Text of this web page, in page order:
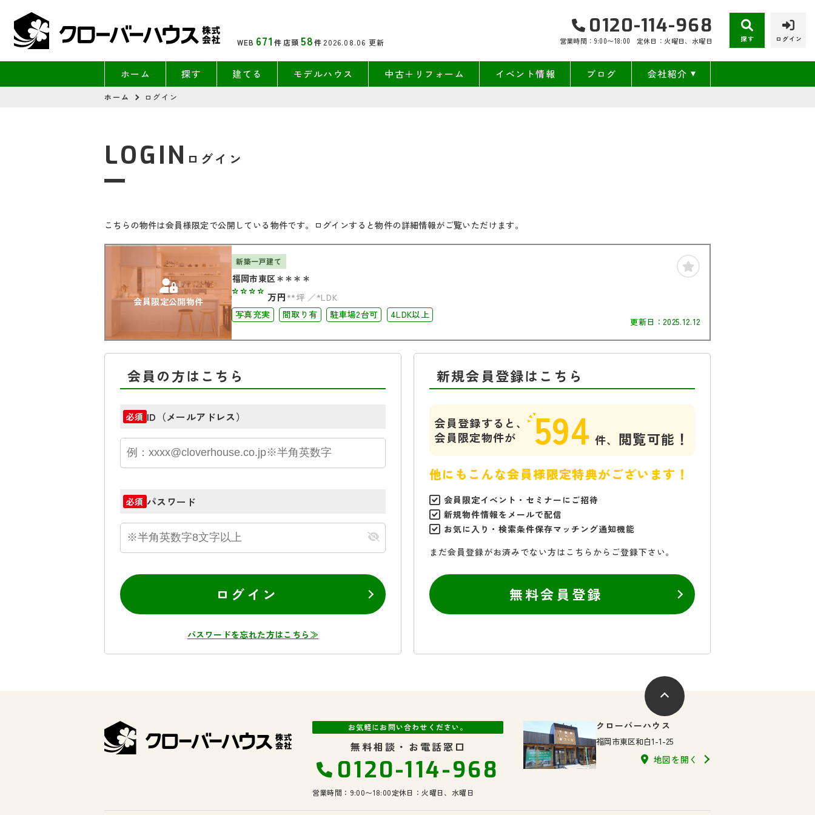
WEB 671件 店頭 58件 2026.08.06 更新
0120-114-968
営業時間：9:00〜18:00 定休日：火曜日、水曜日 探す ログイン
ホーム 探す 建てる モデルハウス 中古＋リフォーム イベント情報 ブログ 会社紹介
ホーム ログイン
ログイン
LOGIN
こちらの物件は会員様限定で公開している物件です。ログインすると物件の詳細情報がご覧いただけます。
会員限定公開物件
新築一戸建て
福岡市東区＊＊＊＊
**** 万円 **坪
*LDK
写真充実
間取り有 駐車場2台可 4LDK以上
更新日：2025.12.12
会員の方はこちら
必須 ID（メールアドレス）
必須 パスワード
ログイン
パスワードを忘れた方はこちら≫
新規会員登録はこちら
会員登録すると、
会員限定物件が
594 件、 閲覧可能！
他にもこんな会員様限定特典がございます！
会員限定イベント・セミナーにご招待
新規物件情報をメールで配信
お気に入り・検索条件保存マッチング通知機能
まだ会員登録がお済みでない方はこちらからご登録下さい。
無料会員登録
お気軽にお問い合わせください。
無料相談・お電話窓口
0120-114-968
営業時間：9:00〜18:00定休日：火曜日、水曜日
クローバーハウス
福岡市東区和白1-1-25
地図を開く